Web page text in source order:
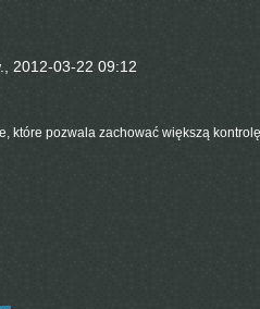
2012-03-22 09:12
które pozwala zachować większą